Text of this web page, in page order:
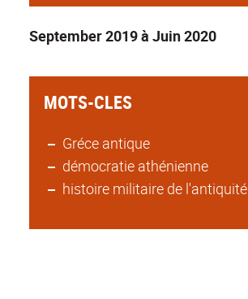
September 2019 à Juin 2020
MOTS-CLES
Gréce antique
démocratie athénienne
histoire militaire de l'antiquité